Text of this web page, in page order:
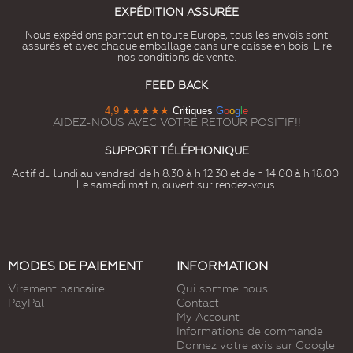
EXPÉDITION ASSURÉE
Nous expédions partout en toute Europe, tous les envois sont
assurés et avec chaque emballage dans une caisse en bois. Lire
nos conditions de vente.
FEED BACK
4,9 ★★★★★ Critiques Goog e
AIDEZ-NOUS AVEC VOTRE RETOUR POSITIF!!
SUPPORT TÉLÉPHONIQUE
Actif du lundi au vendredi de h 8.30 à h 12.30 et de h 14.00 à h 18.00.
Le samedi matin, ouvert sur rendez-vous.
MODES DE PAIEMENT
Virement bancaire
PayPal
INFORMATION
Qui somme nous
Contact
My Account
Informations de commande
Donnez votre avis sur Google